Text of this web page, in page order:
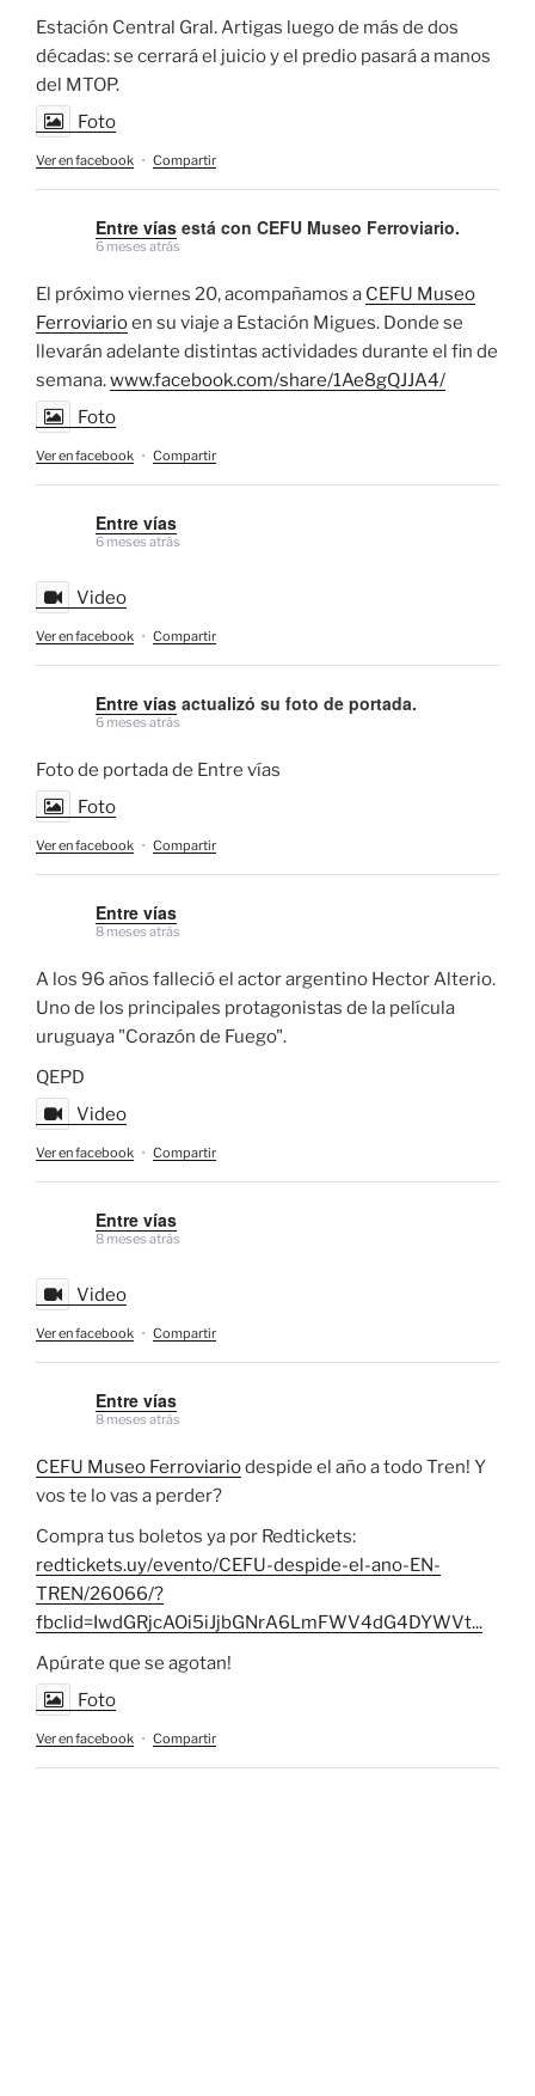
Estación Central Gral. Artigas luego de más de dos
décadas: se cerrará el juicio y el predio pasará a manos
del MTOP.
Foto
Ver en facebook · Compartir
Entre vías está con CEFU Museo Ferroviario.
6 meses atrás
El próximo viernes 20, acompañamos a CEFU Museo
Ferroviarioen su viaje a Estación Migues. Donde se
llevarán adelante distintas actividades durante el fin de
semana.www.facebook.com/share/1Ae8gQJJA4/
Foto
Ver en facebook · Compartir
Entre vías
6 meses atrás
Video
Ver en facebook · Compartir
Entre vías actualizó su foto de portada.
6 meses atrás
Foto de portada de Entre vías
Foto
Ver en facebook · Compartir
Entre vías
8 meses atrás
A los 96 años falleció el actor argentino Hector Alterio.
Uno de los principales protagonistas de la película
uruguaya "Corazón de Fuego".
QEPD
Video
Ver en facebook · Compartir
Entre vías
8 meses atrás
Video
Ver en facebook · Compartir
Entre vías
8 meses atrás
CEFU Museo Ferroviariodespide el año a todo Tren! Y
vos te lo vas a perder?
Compra tus boletos ya por Redtickets:
redtickets.uy/evento/CEFU-despide-el-ano-EN-
TREN/26066/?
fbclid=IwdGRjcAOi5iJjbGNrA6LmFWV4dG4DYWVt...
Apúrate que se agotan!
Foto
Ver en facebook · Compartir